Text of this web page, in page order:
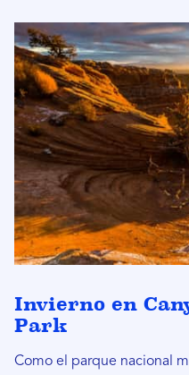
Invierno en
Park
Como el parque nacional